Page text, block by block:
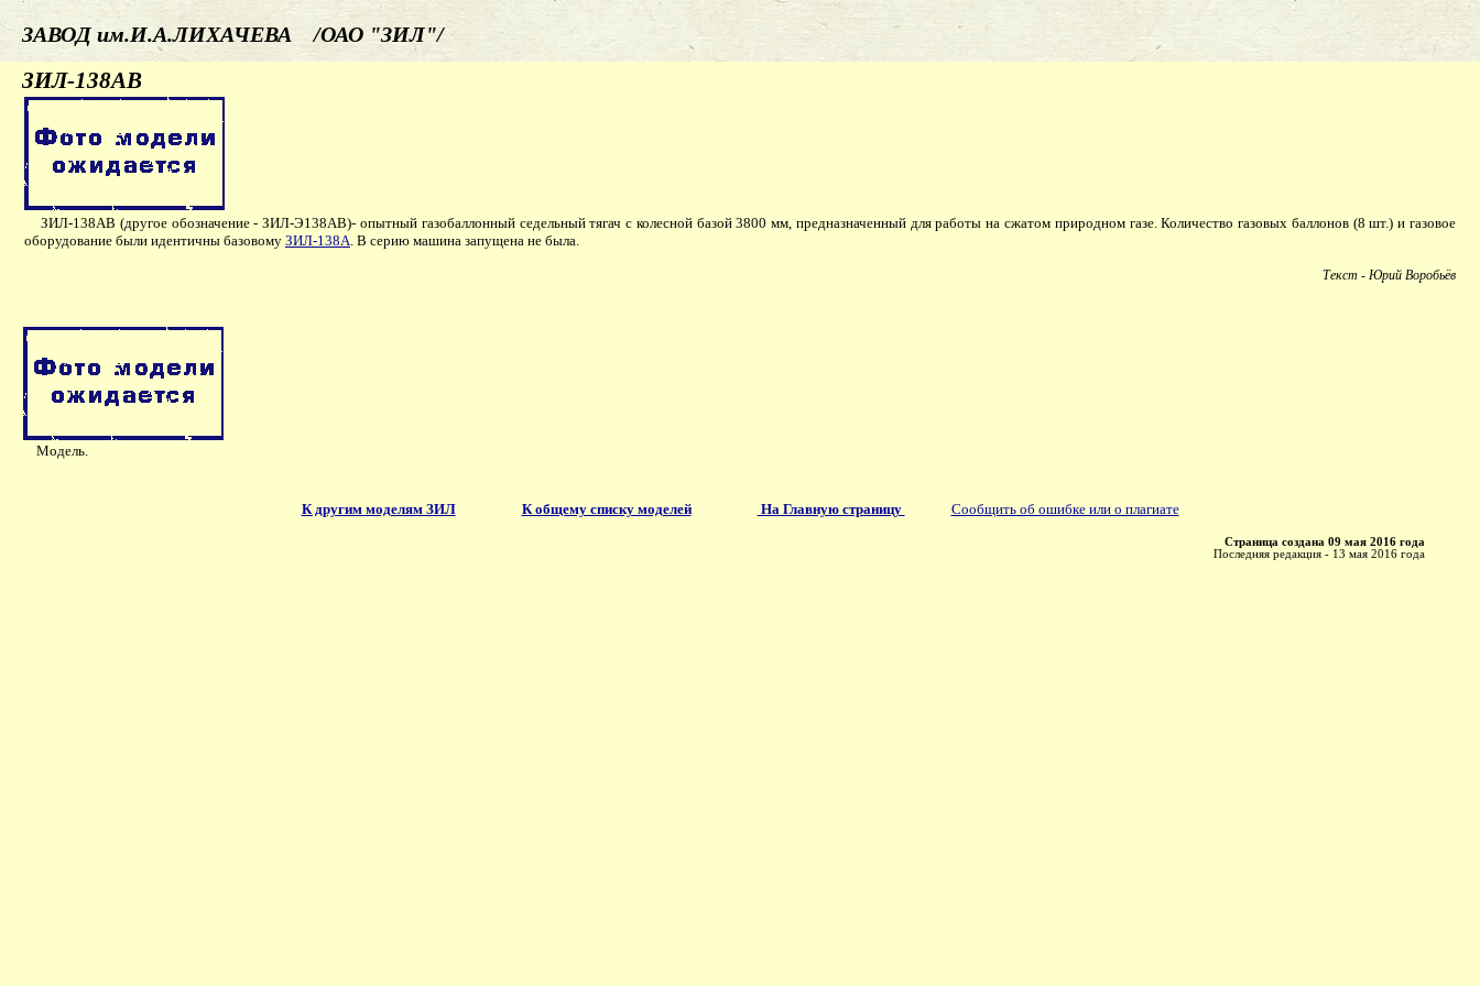
ЗАВОД им.И.А.ЛИХАЧЕВА /ОАО "ЗИЛ"/
ЗИЛ-138АВ
ЗИЛ-138АВ (другое обозначение - ЗИЛ-Э138АВ)- опытный газобаллонный седельный тягач с колесной базой 3800 мм, предназначенный для работы на сжатом природном газе. Количество газовых баллонов (8 шт.) и газовое
оборудование были идентичны базовому ЗИЛ-138А. В серию машина запущена не была.
Текст - Юрий Воробьёв
Модель.
К другим моделям ЗИЛ К общему списку моделей На Главную страницу Сообщить об ошибке или о плагиате
Страница создана 09 мая 2016 года
Последняя редакция - 13 мая 2016 года